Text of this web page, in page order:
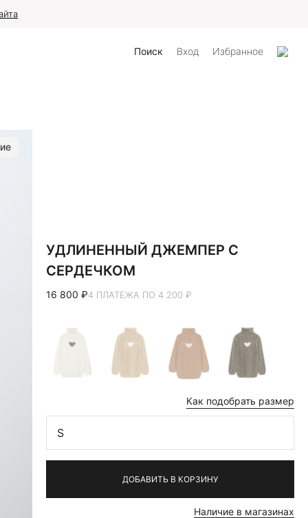
Поиск Вход Избранное
УДЛИНЕННЫЙ ДЖЕМПЕР С
СЕРДЕЧКОМ
16 800 ₽4 ПЛАТЕЖА ПО 4 200 ₽
Как подобрать размер
S
ДОБАВИТЬ В КОРЗИНУ
Наличие в магазинах